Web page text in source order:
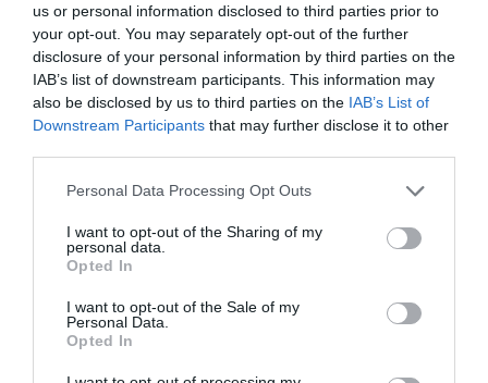
us or personal information disclosed to third parties prior to
your opt-out. You may separately opt-out of the further
disclosure of your personal information by third parties on the
IAB’s list of downstream participants. This information may
also be disclosed by us to third parties on the IAB’s List of
Downstream Participants that may further disclose it to other
Personal Data Processing Opt Outs
I want to opt-out of the Sharing of my
personal data.
Opted In
I want to opt-out of the Sale of my
Personal Data.
Opted In
Astronomai aptiko dar vieną planetą,
tačiau iš kitos galaktikos (Video)
Iš kur atsiranda hipergreitosios
planetos galinčios skrieti 48 mln.
km/h greičiu
rūšies įrodymai
Saulėje – stiprus žybsnis,
plazmos debesis Žemę turėtų
pasiekti rytoj